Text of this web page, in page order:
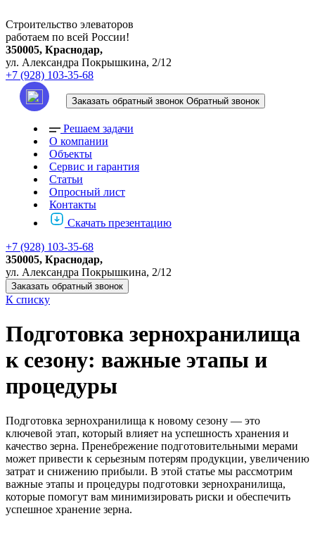
Строительство элеваторов
работаем по всей России!
350005, Краснодар,
ул. Александра Покрышкина, 2/12
+7 (928) 103-35-68
Заказать обратный звонок Обратный звонок
Решаем задачи
О компании
Объекты
Сервис и гарантия
Статьи
Опросный лист
Контакты
Скачать презентацию
+7 (928) 103-35-68
350005, Краснодар,
ул. Александра Покрышкина, 2/12
Заказать обратный звонок
К списку
Подготовка зернохранилища
к сезону: важные этапы и
процедуры
Подготовка зернохранилища к новому сезону — это
ключевой этап, который влияет на успешность хранения и
качество зерна. Пренебрежение подготовительными мерами
может привести к серьезным потерям продукции, увеличению
затрат и снижению прибыли. В этой статье мы рассмотрим
важные этапы и процедуры подготовки зернохранилища,
которые помогут вам минимизировать риски и обеспечить
успешное хранение зерна.